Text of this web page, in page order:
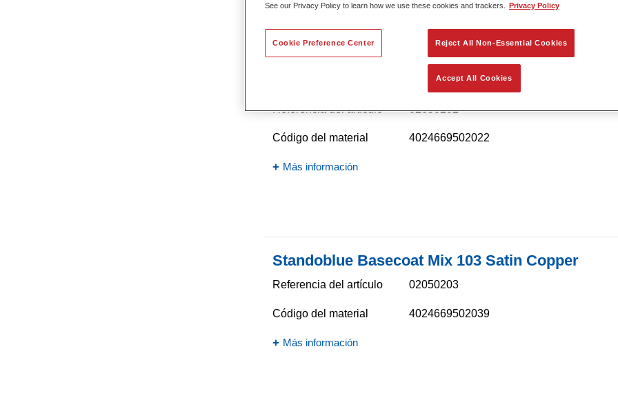
Standoblue Basecoat Mix 102 Satin Gold
Referencia del artículo 02050202
Código del material 4024669502022
Más información
Standoblue Basecoat Mix 103 Satin Copper
Referencia del artículo 02050203
Código del material 4024669502039
Más información
See our Privacy Policy to learn how we use these cookies and trackers.
Privacy Policy
Reject All Non-Essential Cookies
Accept All Cookies
Cookie Preference Center